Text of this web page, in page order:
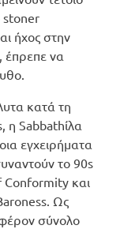
stoner
ήχος στην
έπρεπε να
κατά τη
η Sabbathίλα
εγχειρήματα
το 90s
Conformity και
Ως
σύνολο